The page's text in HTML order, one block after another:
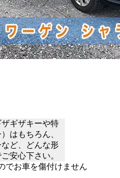
ギザキーや特
はもちろん、
ど、どんな形
安心下さい。